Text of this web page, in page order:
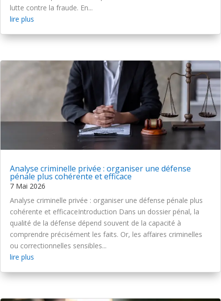
lutte contre la fraude. En...
lire plus
Analyse criminelle privée : organiser une défense
pénale plus cohérente et efficace
7 Mai 2026
Analyse criminelle privée : organiser une défense pénale plus
cohérente et efficaceIntroduction Dans un dossier pénal, la
qualité de la défense dépend souvent de la capacité à
comprendre précisément les faits. Or, les affaires criminelles
ou correctionnelles sensibles...
lire plus